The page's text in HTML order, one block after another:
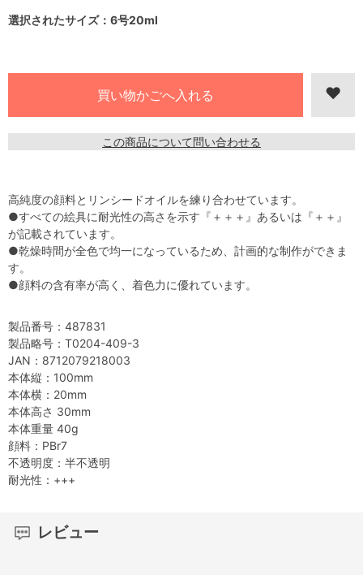
選択されたサイズ：6号20ml
この商品について問い合わせる
高純度の顔料とリンシードオイルを練り合わせています。
●すべての絵具に耐光性の高さを示す『＋＋＋』あるいは『＋＋』
が記載されています。
●乾燥時間が全色で均一になっているため、計画的な制作ができま
す。
●顔料の含有率が高く、着色力に優れています。
製品番号：487831
製品略号：T0204-409-3
JAN：8712079218003
本体縦：100mm
本体横：20mm
本体高さ 30mm
本体重量 40g
顔料：PBr7
不透明度：半不透明
耐光性：+++
レビュー